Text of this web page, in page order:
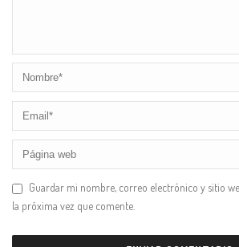
Guardar mi nombre, correo electrónico y sitio
la próxima vez que comente.